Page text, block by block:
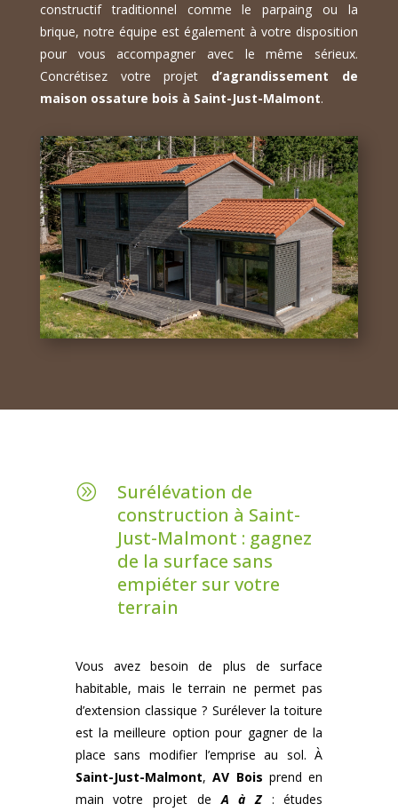
constructif traditionnel comme le parpaing ou la
brique, notre équipe est également à votre disposition
pour vous accompagner avec le même sérieux.
Concrétisez votre projet d’agrandissement de
maison ossature bois à Saint-Just-Malmont.
A
Surélévation de
construction à Saint-
Just-Malmont : gagnez
de la surface sans
empiéter sur votre
terrain
Vous avez besoin de plus de surface
habitable, mais le terrain ne permet pas
d’extension classique ? Surélever la toiture
est la meilleure option pour gagner de la
place sans modifier l’emprise au sol. À
Saint-Just-Malmont,AV Bois prend en
main votre projet deA à Z: études